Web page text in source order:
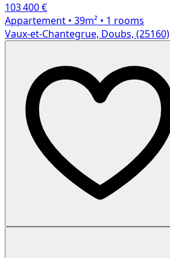
103 400 €
Appartement • 39m² • 1 rooms
Vaux-et-Chantegrue, Doubs, (25160)